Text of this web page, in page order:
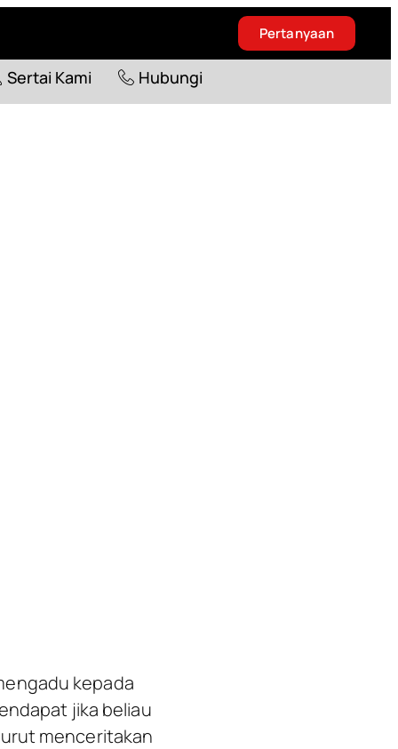
Pertanyaan
Sertai Kami Hubungi
Blog Sertai Kami
kepada
jika beliau
menceritakan